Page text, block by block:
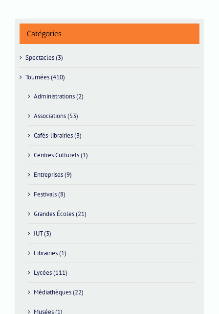
Catégories
Spectacles (3)
Tournées (410)
Administrations (2)
Associations (53)
Cafés-librairies (3)
Centres Culturels (1)
Entreprises (9)
Festivals (8)
Grandes Écoles (21)
IUT (3)
Librairies (1)
Lycées (111)
Médiathèques (22)
Musées (1)